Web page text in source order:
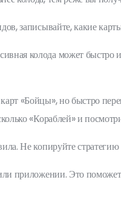
записывайте, какие
колода может быстро
«Бойцы», но быстро
«Кораблей» и
Не копируйте
приложении. Это